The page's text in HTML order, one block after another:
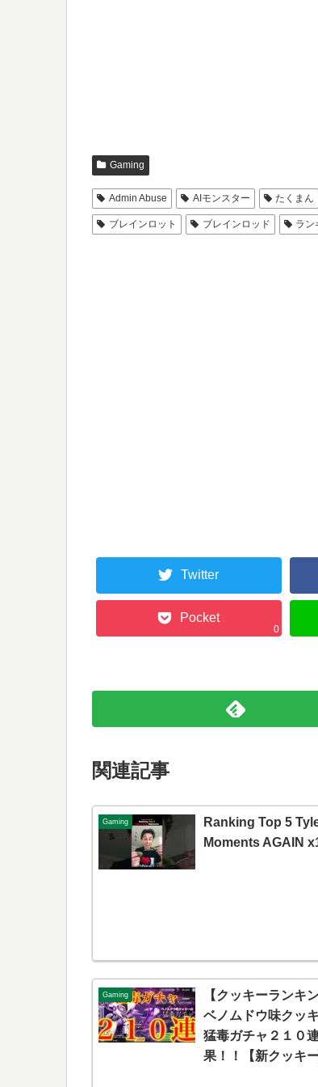
Gaming
Admin Abuse AIモンスター たくまん
ブレインロット ブレインロッド ラン
Twitter
Pocket
0
関連記事
Gaming
Ranking Top 5
Moments AGAIN
Gaming
【クッキーランキ
ベノムドウ味クッ
猛毒ガチャ２１０
果！！【新クッキー